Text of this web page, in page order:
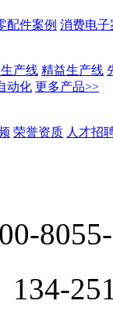
配件案例 消费电子
产线 精益生产线
动化 更多产品>>
荣誉资质 人才招